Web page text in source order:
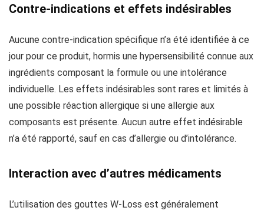
Contre-indications et effets indésirables
Aucune contre-indication spécifique n’a été identifiée à ce
jour pour ce produit, hormis une hypersensibilité connue aux
ingrédients composant la formule ou une intolérance
individuelle. Les effets indésirables sont rares et limités à
une possible réaction allergique si une allergie aux
composants est présente. Aucun autre effet indésirable
n’a été rapporté, sauf en cas d’allergie ou d’intolérance.
Interaction avec d’autres médicaments
L’utilisation des gouttes W-Loss est généralement